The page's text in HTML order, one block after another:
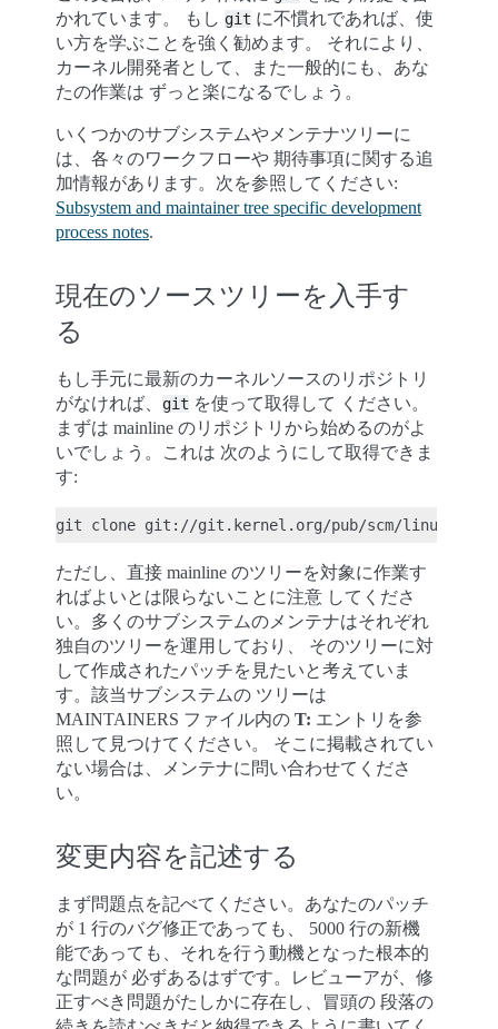
かれています。 もし git に不慣れであれば、使
い方を学ぶことを強く勧めます。 それにより、
カーネル開発者として、また一般的にも、あな
たの作業は ずっと楽になるでしょう。
いくつかのサブシステムやメンテナツリーに
は、各々のワークフローや 期待事項に関する追
加情報があります。次を参照してください:
Subsystem and maintainer tree specific development
process notes.
現在のソースツリーを入手す
る
もし手元に最新のカーネルソースのリポジトリ
がなければ、 git を使って取得して ください。
まずは mainline のリポジトリから始めるのがよ
いでしょう。これは 次のようにして取得できま
す:
ただし、直接 mainline のツリーを対象に作業す
ればよいとは限らないことに注意 してくださ
い。多くのサブシステムのメンテナはそれぞれ
独自のツリーを運用しており、 そのツリーに対
して作成されたパッチを見たいと考えていま
す。該当サブシステムの ツリーは
MAINTAINERS ファイル内の T: エントリを参
照して見つけてください。 そこに掲載されてい
ない場合は、メンテナに問い合わせてくださ
い。
変更内容を記述する
まず問題点を記べてください。あなたのパッチ
が 1 行のバグ修正であっても、 5000 行の新機
能であっても、それを行う動機となった根本的
な問題が 必ずあるはずです。レビューアが、修
正すべき問題がたしかに存在し、冒頭の 段落の